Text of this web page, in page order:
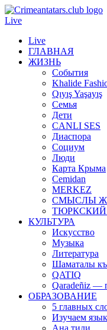
Live
Live
ГЛАВНАЯ
ЖИЗНЬ
События
Khalide
Qıyış Yaşayış
Семья
Дети
CANLI SES
Диаспора
Социум
Люди
Карта Крыма
Cemidan
МERKEZ
СМЫСЛЫ
КУЛЬТУРА
Искусство
Музыка
Литература
Шаматалы
QATIQ
Qaradeñiz —
ОБРАЗОВАНИЕ
5 главных
Изучаем язык
Ана тили